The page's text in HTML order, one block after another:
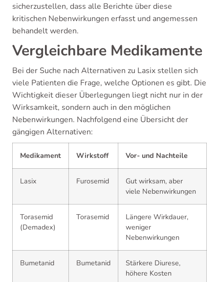
sicherzustellen, dass alle Berichte über diese
kritischen Nebenwirkungen erfasst und angemessen
behandelt werden.
Vergleichbare Medikamente
Bei der Suche nach Alternativen zu Lasix stellen sich
viele Patienten die Frage, welche Optionen es gibt. Die
Wichtigkeit dieser Überlegungen liegt nicht nur in der
Wirksamkeit, sondern auch in den möglichen
Nebenwirkungen. Nachfolgend eine Übersicht der
gängigen Alternativen:
Medikament Wirkstoff Vor- und Nachteile
Lasix Furosemid
Gut wirksam, aber
viele Nebenwirkungen
Torasemid
(Demadex)
Torasemid
Längere Wirkdauer,
weniger
Nebenwirkungen
Bumetanid Bumetanid
Stärkere Diurese,
höhere Kosten